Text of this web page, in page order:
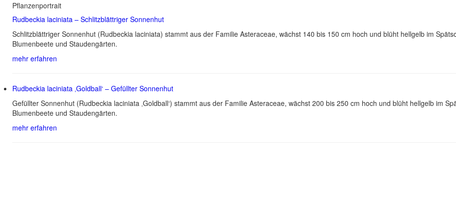
Pflanzenportrait
Rudbeckia laciniata – Schlitzblättriger Sonnenhut
Schlitzblättriger Sonnenhut (Rudbeckia laciniata) stammt aus der Familie Asteraceae, wächst 140 bis 150 cm hoch und blüht hellgelb im
Blumenbeete und Staudengärten.
mehr erfahren
Rudbeckia laciniata ‚Goldball‘ – Gefüllter Sonnenhut
Gefüllter Sonnenhut (Rudbeckia laciniata ‚Goldball‘) stammt aus der Familie Asteraceae, wächst 200 bis 250 cm hoch und blüht hellgelb im
Blumenbeete und Staudengärten.
mehr erfahren